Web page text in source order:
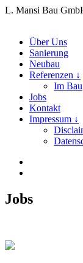
L. Mansi Bau
Über Uns
Sanierung
Neubau
Referenzen ↓
Im Bau
Jobs
Kontakt
Impressum ↓
Jobs